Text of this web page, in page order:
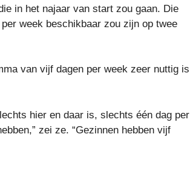
in het najaar van start zou gaan. Die
week beschikbaar zou zijn op twee
van vijf dagen per week zeer nuttig is
hier en daar is, slechts één dag per
zei ze. “Gezinnen hebben vijf